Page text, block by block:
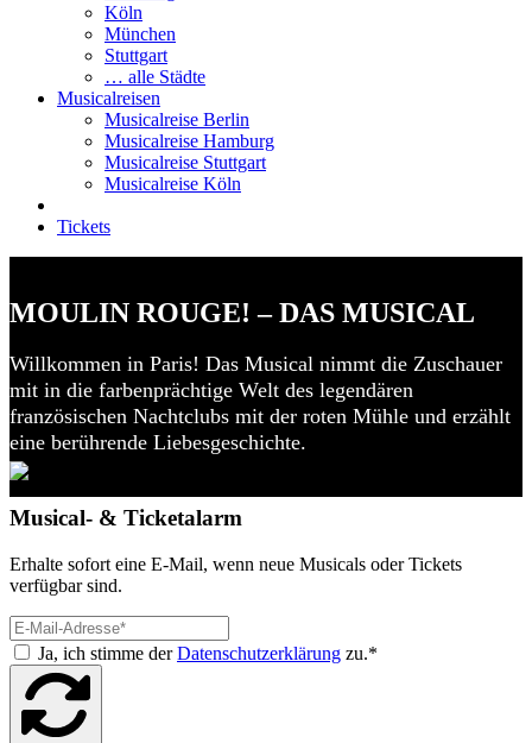
Köln
München
Stuttgart
… alle Städte
Musicalreisen
Musicalreise Berlin
Musicalreise Hamburg
Musicalreise Stuttgart
Musicalreise Köln
Tickets
MOULIN ROUGE! – DAS MUSICAL
Willkommen in Paris! Das Musical nimmt die Zuschauer
mit in die farbenprächtige Welt des legendären
französischen Nachtclubs mit der roten Mühle und erzählt
eine berührende Liebesgeschichte.
Musical- & Ticketalarm
Erhalte sofort eine E-Mail, wenn neue Musicals oder Tickets
verfügbar sind.
Ja, ich stimme derDatenschutzerklärung zu.*